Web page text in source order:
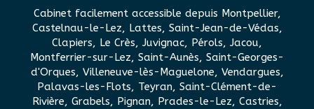
Cabinet facilement accessible depuis Montpellier,
Castelnau-le-Lez, Lattes, Saint-Jean-de-Védas,
Clapiers, Le Crès, Juvignac, Pérols, Jacou,
Montferrier-sur-Lez, Saint-Aunès, Saint-Georges-
d'Orques, Villeneuve-lès-Maguelone, Vendargues,
Palavas-les-Flots, Teyran, Saint-Clément-de-
Rivière, Grabels, Pignan, Prades-le-Lez, Castries,